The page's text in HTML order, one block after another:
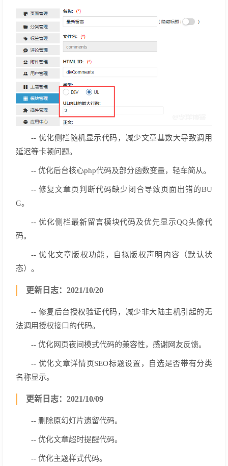
-- 优化侧栏随机显示代码，减少文章基数大导致调用
延迟等卡顿问题。
-- 优化后台核心php代码及部分函数变量，轻车简从。
-- 修复文章页判断代码缺少闭合导致页面出错的BU
G。
-- 优化侧栏最新留言模块代码及优先显示QQ头像代
码。
-- 优化文章版权功能，自拟版权声明内容（默认状
态）。
更新日志：2021/10/20
-- 修复后台授权验证代码，减少非大陆主机引起的无
法调用授权接口的代码。
-- 优化网页夜间模式代码的兼容性，感谢网友反馈。
-- 优化文章详情页SEO标题设置，自选是否带有分类
名称显示。
更新日志：2021/10/09
-- 删除原幻灯片遗留代码。
-- 优化文章超时提醒代码。
-- 优化主题样式代码。